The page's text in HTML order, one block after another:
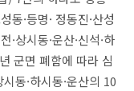
동·등명· 정동진·산성
·상시동·운산·신석·하
군면 폐함에 따라 심
시동·하시동·운산의 10